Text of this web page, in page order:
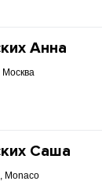
Анна
Москва
Саша
Monaco